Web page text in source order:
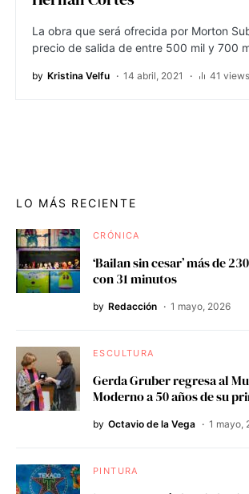
La obra que será ofrecida por Morton
precio de salida de entre 500 mil y 700
by Kristina Velfu 14 abril, 2021 41 views
LO MÁS RECIENTE
CRÓNICA
‘Bailan sin cesar’ más de
con 31 minutos
by Redacción 1 mayo, 2026
ESCULTURA
Gerda Gruber regresa al
Moderno a 50 años de su
by Octavio de la Vega 1 mayo,
PINTURA